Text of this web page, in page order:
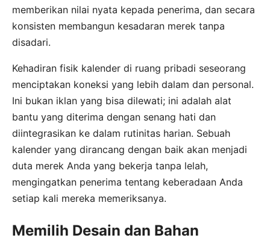
memberikan nilai nyata kepada penerima, dan secara
konsisten membangun kesadaran merek tanpa
disadari.
Kehadiran fisik kalender di ruang pribadi seseorang
menciptakan koneksi yang lebih dalam dan personal.
Ini bukan iklan yang bisa dilewati; ini adalah alat
bantu yang diterima dengan senang hati dan
diintegrasikan ke dalam rutinitas harian. Sebuah
kalender yang dirancang dengan baik akan menjadi
duta merek Anda yang bekerja tanpa lelah,
mengingatkan penerima tentang keberadaan Anda
setiap kali mereka memeriksanya.
Memilih Desain dan Bahan